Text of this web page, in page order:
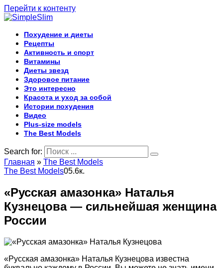
Перейти к контенту
Похудение и диеты
Рецепты
Активность и спорт
Витамины
Диеты звезд
Здоровое питание
Это интересно
Красота и уход за собой
Истории похудения
Видео
Plus-size models
The Best Models
Search for:
Главная » The Best Models
The Best Models05.6к.
«Русская амазонка» Наталья
Кузнецова — сильнейшая женщина
России
«Русская амазонка» Наталья Кузнецова известна